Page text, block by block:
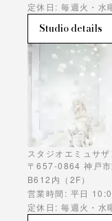
定休日: 毎週火・水
Studio details
スタジオエミュサ
〒657-0864 神戸
B612内（2F）
営業時間: 平日
定休日: 毎週火・水